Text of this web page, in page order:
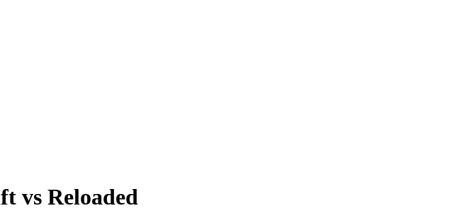
vs Reloaded